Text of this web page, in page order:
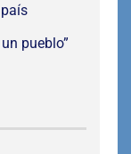
pueblo”